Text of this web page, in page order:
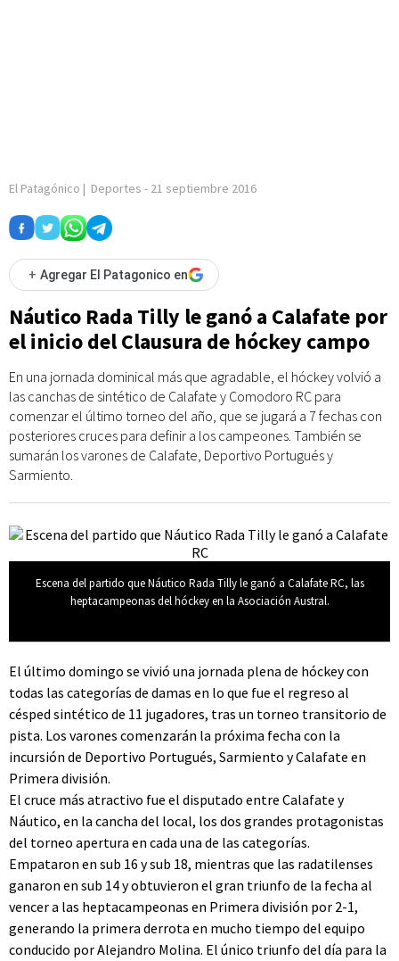
El Patagónico | Deportes - 21 septiembre 2016
+ Agregar El Patagonico en
Náutico Rada Tilly le ganó a Calafate por
el inicio del Clausura de hóckey campo
En una jornada dominical más que agradable, el hóckey volvió a
las canchas de sintético de Calafate y Comodoro RC para
comenzar el último torneo del año, que se jugará a 7 fechas con
posteriores cruces para definir a los campeones. También se
sumarán los varones de Calafate, Deportivo Portugués y
Sarmiento.
Escena del partido que Náutico Rada Tilly le ganó a Calafate RC, las
heptacampeonas del hóckey en la Asociación Austral.
El último domingo se vivió una jornada plena de hóckey con
todas las categorías de damas en lo que fue el regreso al
césped sintético de 11 jugadores, tras un torneo transitorio de
pista. Los varones comenzarán la próxima fecha con la
incursión de Deportivo Portugués, Sarmiento y Calafate en
Primera división.
El cruce más atractivo fue el disputado entre Calafate y
Náutico, en la cancha del local, los dos grandes protagonistas
del torneo apertura en cada una de las categorías.
Empataron en sub 16 y sub 18, mientras que las radatilenses
ganaron en sub 14 y obtuvieron el gran triunfo de la fecha al
vencer a las heptacampeonas en Primera división por 2-1,
generando la primera derrota en mucho tiempo del equipo
conducido por Alejandro Molina. El único triunfo del día para la